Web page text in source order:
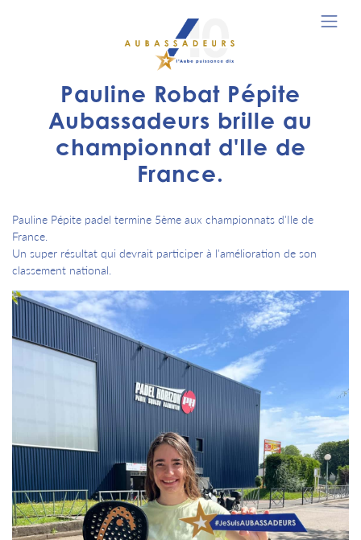
Pauline Robat Pépite
Aubassadeurs brille au
championnat d'Ile de
France.
Pauline Pépite padel termine 5ème aux championnats d'Ile de
France.
Un super résultat qui devrait participer à l'amélioration de son
classement national.